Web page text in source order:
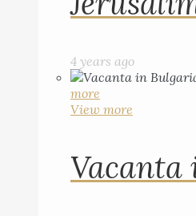
4 years ago
more
View more